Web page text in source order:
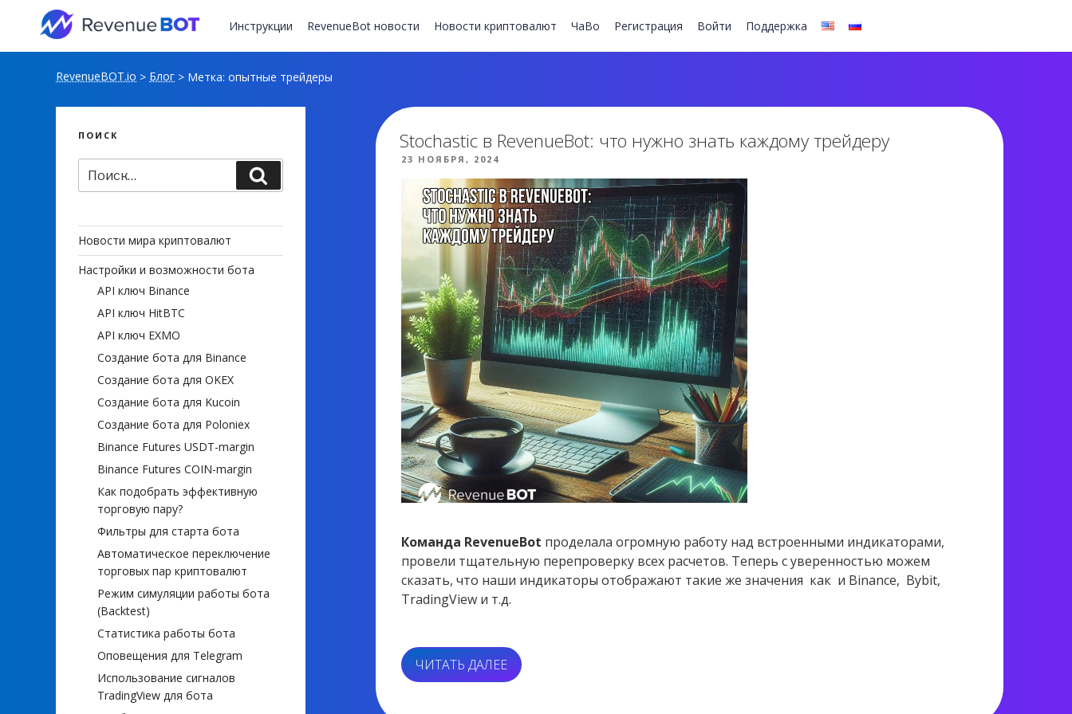
Перейти
содержимому
Инструкции RevenueBot новости Новости криптовалют ЧаВо Регистрация Войти Поддержка
RevenueBOT.io > Блог > Метка: опытные трейдеры
Stochastic в RevenueBot: что нужно знать каждому трейдеру
ОПУБЛИКОВАНО
23 НОЯБРЯ, 2024
Команда RevenueBot проделала огромную работу над встроенными индикаторами,
провели тщательную перепроверку всех расчетов. Теперь с уверенностью можем
сказать, что наши индикаторы отображают такие же значения как и Binance, Bybit,
TradingView и т.д.
ЧИТАТЬ ДАЛЕЕ«STOCHASTIC
В
ПОИСК
Новости мира криптовалют
Настройки и возможности бота
API ключ Binance
API ключ HitBTC
API ключ EXMO
Создание бота для Binance
Создание бота для OKEX
Создание бота для Kucoin
Создание бота для Poloniex
Binance Futures USDT-margin
Binance Futures COIN-margin
Как подобрать эффективную
торговую пару?
Фильтры для старта бота
Автоматическое переключение
торговых пар криптовалют
Режим симуляции работы бота
(Backtest)
Статистика работы бота
Оповещения для Telegram
Использование сигналов
TradingView для бота